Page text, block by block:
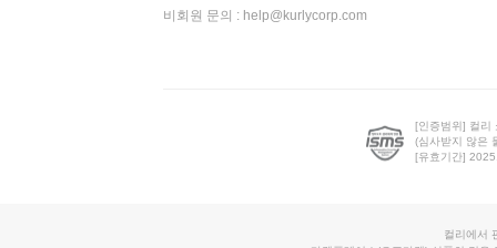
비회원 문의 : help@kurlycorp.com
[인증범위] 컬리
(심사받지 않은
[유효기간]
컬리에서